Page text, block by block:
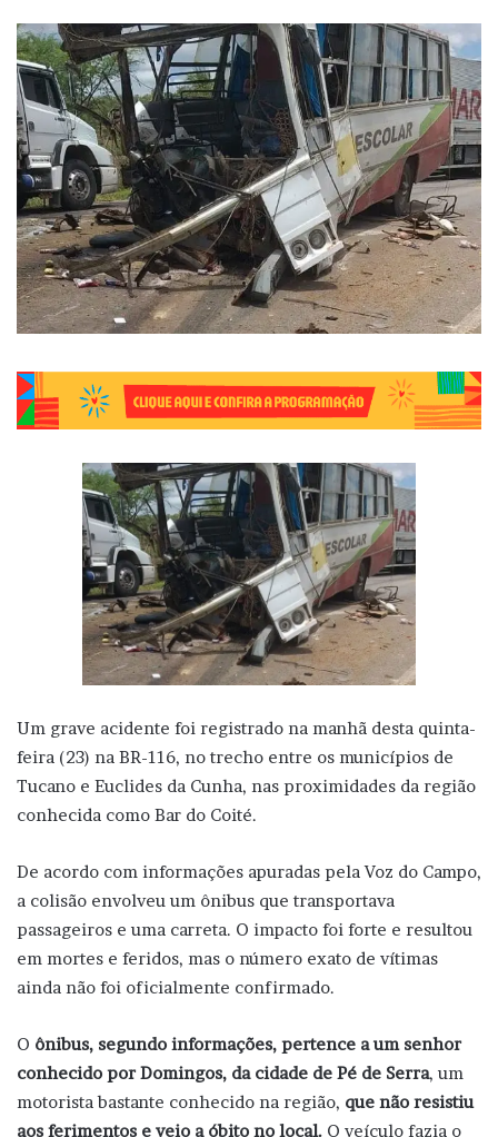
Um grave acidente foi registrado na manhã desta quinta-
feira (23) na BR-116, no trecho entre os municípios de
Tucano e Euclides da Cunha, nas proximidades da região
conhecida como Bar do Coité.
De acordo com informações apuradas pela Voz do Campo,
a colisão envolveu um ônibus que transportava
passageiros e uma carreta. O impacto foi forte e resultou
em mortes e feridos, mas o número exato de vítimas
ainda não foi oficialmente confirmado.
O ônibus, segundo informações, pertence a um senhor
conhecido por Domingos, da cidade de Pé de Serra, um
motorista bastante conhecido na região, que não resistiu
aos ferimentos e veio a óbito no local. O veículo fazia o